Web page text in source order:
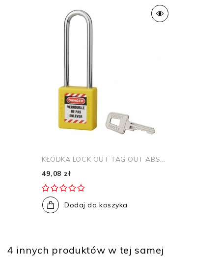
KŁÓDKA LOCK OUT TAG OUT ABS...
49,08 zł
Dodaj do koszyka
4 innych produktów w tej samej